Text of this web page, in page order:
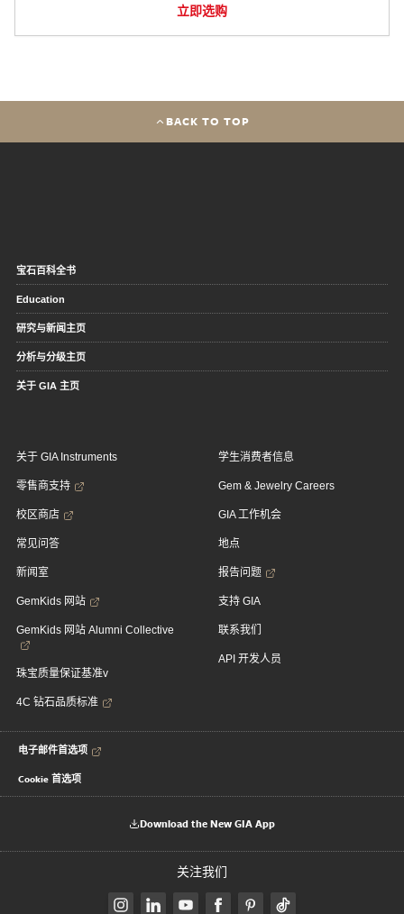
立即选购
BACK TO TOP
宝石百科全书
Education
研究与新闻主页
分析与分级主页
关于 GIA 主页
关于 GIA Instruments
零售商支持
校区商店
常见问答
新闻室
GemKids 网站
GemKids 网站 Alumni Collective
珠宝质量保证基准v
4C 钻石品质标准
学生消费者信息
Gem & Jewelry Careers
GIA 工作机会
地点
报告问题
支持 GIA
联系我们
API 开发人员
电子邮件首选项
Cookie 首选项
Download the New GIA App
关注我们